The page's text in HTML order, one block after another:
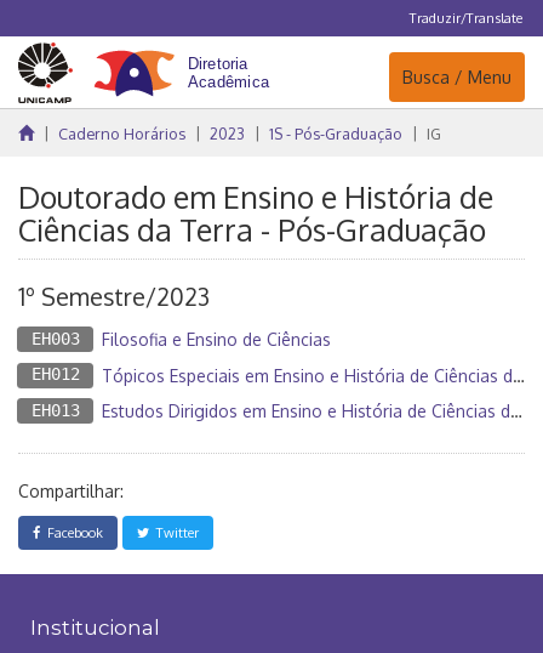
Traduzir/Translate
Navegação
Busca / Menu
Caderno Horários 2023 1S - Pós-Graduação IG
Doutorado em Ensino e História de
Ciências da Terra - Pós-Graduação
1º Semestre/2023
EH003 Filosofia e Ensino de Ciências
EH012 Tópicos Especiais em Ensino e História de Ciências da Terra
EH013 Estudos Dirigidos em Ensino e História de Ciências da Terra
Compartilhar:
Facebook Twitter
Institucional